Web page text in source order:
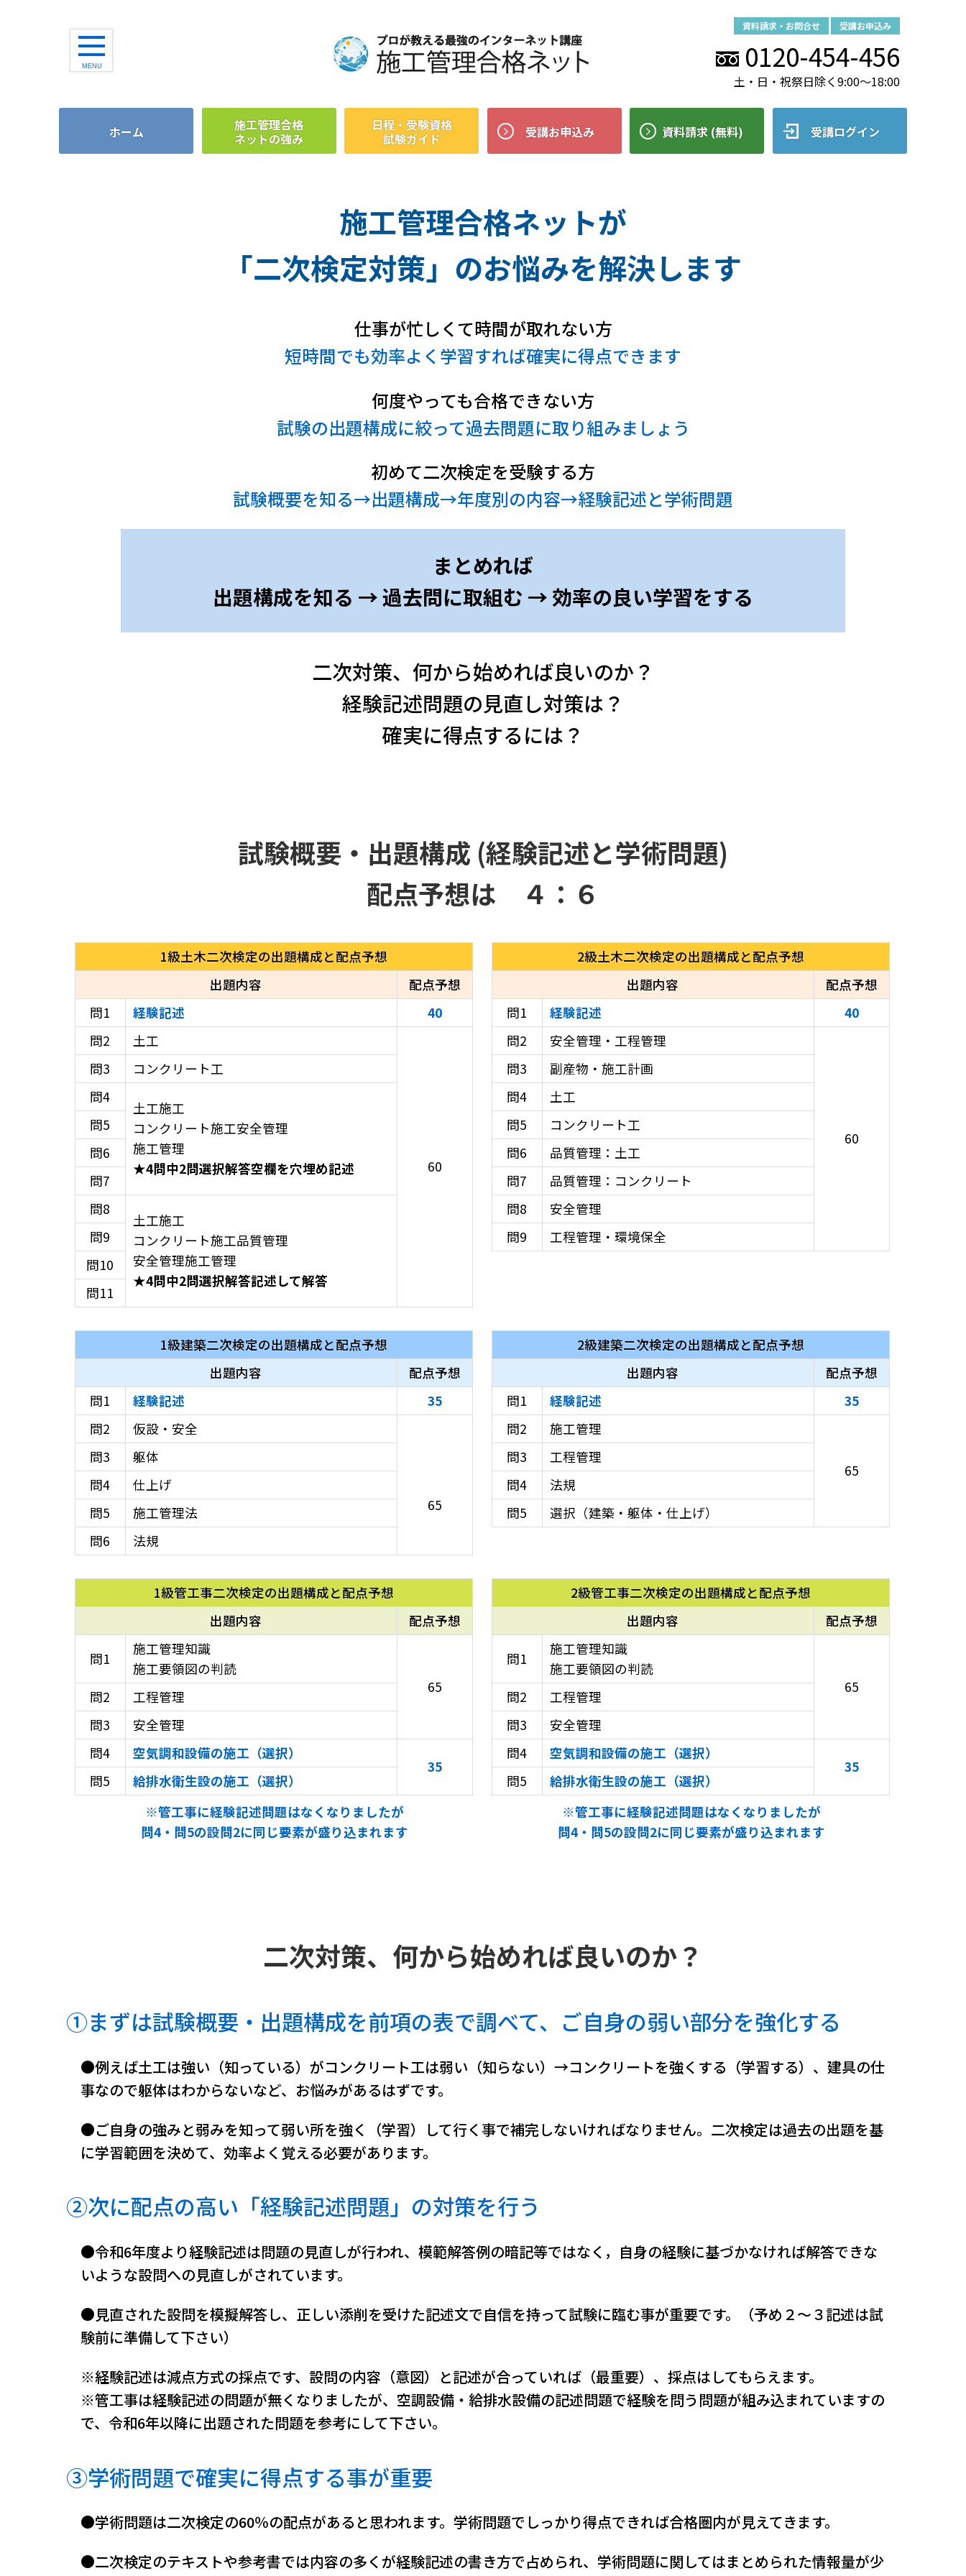
MENU
建築施工管理技士
土木施工管理技士
資料請求･お問い合わせ
受講のお申込み
資料請求・お問合せ 受講お申込み
0120-454-456
土・日・祝祭日除く9:00～18:00
ホーム
施工管理合格
ネットの強み
日程・受験資格
試験ガイド
受講お申込み 資料請求 (無料) 受講ログイン
施工管理合格ネットが
「二次検定対策」のお悩みを解決します
仕事が忙しくて時間が取れない方
短時間でも効率よく学習すれば確実に得点できます
何度やっても合格できない方
試験の出題構成に絞って過去問題に取り組みましょう
初めて二次検定を受験する方
試験概要を知る→出題構成→年度別の内容→経験記述と学術問題
まとめれば
出題構成を知る →過去問に取組む →効率の良い学習をする
二次対策、何から始めれば良いのか？
経験記述問題の見直し対策は？
確実に得点するには？
試験概要・出題構成 (経験記述と学術問題)
配点予想は ４：６
1級土木二次検定の出題構成と配点予想
出題内容
配点予想
問1
経験記述
40
問2
土工
60
問3
コンクリート工
問4
土工施工
コンクリート施工安全管理
施工管理
★4問中2問選択解答空欄を穴埋め記述
問5
問6
問7
問8
土工施工
コンクリート施工品質管理
安全管理施工管理
★4問中2問選択解答記述して解答
問9
問10
問11
2級土木二次検定の出題構成と配点予想
出題内容
配点予想
問1
経験記述
40
問2
安全管理・工程管理
60
問3
副産物・施工計画
問4
土工
問5
コンクリート工
問6
品質管理：土工
問7
品質管理：コンクリート
問8
安全管理
問9
工程管理・環境保全
1級建築二次検定の出題構成と配点予想
出題内容
配点予想
問1
経験記述
35
問2
仮設・安全
65
問3
躯体
問4
仕上げ
問5
施工管理法
問6
法規
2級建築二次検定の出題構成と配点予想
出題内容
配点予想
問1
経験記述
35
問2
施工管理
65
問3
工程管理
問4
法規
問5
選択（建築・躯体・仕上げ）
※管工事に経験記述問題はなくなりましたが
問4・問5の設問2に同じ要素が盛り込まれます
1級管工事二次検定の出題構成と配点予想
出題内容
配点予想
問1
施工管理知識
施工要領図の判読
65
問2
工程管理
問3
安全管理
問4
空気調和設備の施工（選択）
35
問5
給排水衛生設の施工（選択）
※管工事に経験記述問題はなくなりましたが
問4・問5の設問2に同じ要素が盛り込まれます
2級管工事二次検定の出題構成と配点予想
出題内容
配点予想
問1
施工管理知識
施工要領図の判読
65
問2
工程管理
問3
安全管理
問4
空気調和設備の施工（選択）
35
問5
給排水衛生設の施工（選択）
二次対策、何から始めれば良いのか？
①まずは試験概要・出題構成を前項の表で調べて、ご自身の弱い部分を強化する
●例えば土工は強い（知っている）がコンクリート工は弱い（知らない）→コンクリートを強くする（学習する）、建具の仕
事なので躯体はわからないなど、お悩みがあるはずです。
●ご自身の強みと弱みを知って弱い所を強く（学習）して行く事で補完しないければなりません。二次検定は過去の出題を基
に学習範囲を決めて、効率よく覚える必要があります。
②次に配点の高い「経験記述問題」の対策を行う
●令和6年度より経験記述は問題の見直しが行われ、模範解答例の暗記等ではなく，自身の経験に基づかなければ解答できな
いような設問への見直しがされています。
●見直された設問を模擬解答し、正しい添削を受けた記述文で自信を持って試験に臨む事が重要です。（予め２～３記述は試
験前に準備して下さい）
※経験記述は減点方式の採点です、設問の内容（意図）と記述が合っていれば（最重要）、採点はしてもらえます。
※管工事は経験記述の問題が無くなりましたが、空調設備・給排水設備の記述問題で経験を問う問題が組み込まれていますの
で、令和6年以降に出題された問題を参考にして下さい。
③学術問題で確実に得点する事が重要
●学術問題は二次検定の60％の配点があると思われます。学術問題でしっかり得点できれば合格圏内が見えてきます。
●二次検定のテキストや参考書では内容の多くが経験記述の書き方で占められ、学術問題に関してはまとめられた情報量が少